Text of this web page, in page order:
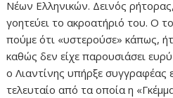
Νέων Ελληνικών. Δεινός
γοητεύει το ακροατήριό του. Ο
πούμε ότι «υστερούσε» κάπως,
καθώς δεν είχε παρουσιάσει
ο Λιαντίνης υπήρξε συγγραφέας
τελευταίο από τα οποία η